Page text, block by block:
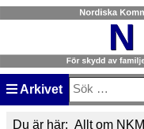
Arkivet
Sök
Type 2 or
Du är här: Allt om